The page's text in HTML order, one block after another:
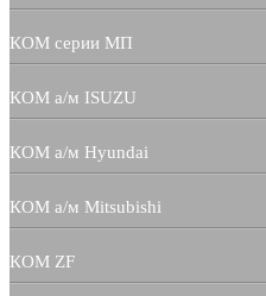
КОМ серии МП
КОМ а/м ISUZU
КОМ а/м Hyundai
КОМ а/м Mitsubishi
КОМ ZF